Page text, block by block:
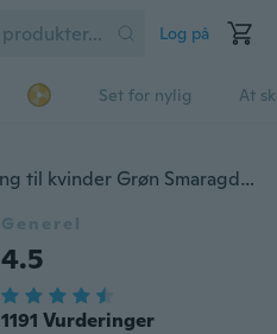
Log på
Set for nylig At
Junxin Udsøgt Sølvfarvet Ring til kvinder Grøn Smaragdblå Safir Lilla Ametyst Diamantsmykker Fødselsdagsforslag Gave Størrelse 5 6 7 8 9 10 11
Generel
4.5
1191 Vurderinger